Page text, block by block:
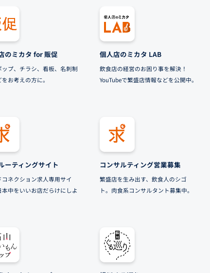
のミカタ for 販促
ップ、チラシ、看板、名刺制
お考えの方に。
ーティングサイト
コネクション求人専用サイ
本中をいいお店だらけにしよ
個人店のミカタ LAB
飲食店の経営のお困り事を解決！
YouTubeで繁盛店情報などを公開中。
コンサルティング営業募集
繁盛店を生み出す、飲食人のシゴ
ト。肉食系コンサルタント募集中。